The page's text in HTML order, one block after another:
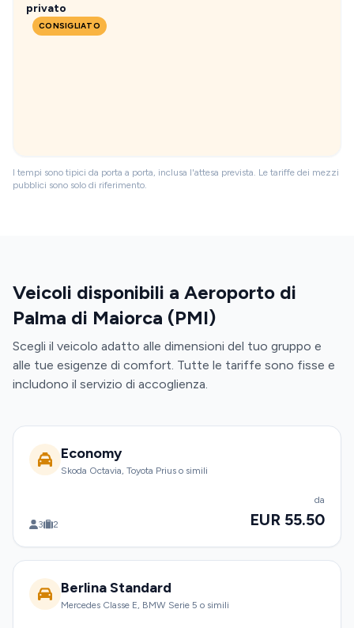
privato
CONSIGLIATO
I tempi sono tipici da porta a porta, inclusa l'attesa prevista. Le tariffe dei mezzi
pubblici sono solo di riferimento.
Veicoli disponibili a Aeroporto di
Palma di Maiorca (PMI)
Scegli il veicolo adatto alle dimensioni del tuo gruppo e
alle tue esigenze di comfort. Tutte le tariffe sono fisse e
includono il servizio di accoglienza.
Economy
Skoda Octavia, Toyota Prius o simili
3 2
da
EUR 55.50
Berlina Standard
Mercedes Classe E, BMW Serie 5 o simili